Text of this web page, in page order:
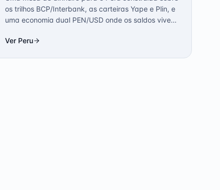
os trilhos BCP/Interbank, as carteiras Yape e Plin, e
uma economia dual PEN/USD onde os saldos vivem
Ver Peru